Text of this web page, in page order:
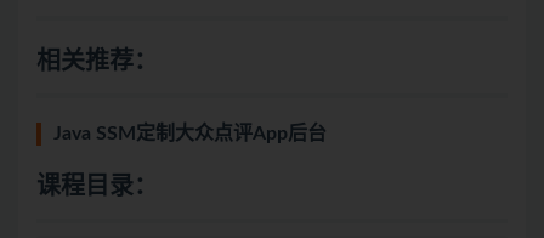
相关推荐：
Java SSM定制大众点评App后台
课程目录：